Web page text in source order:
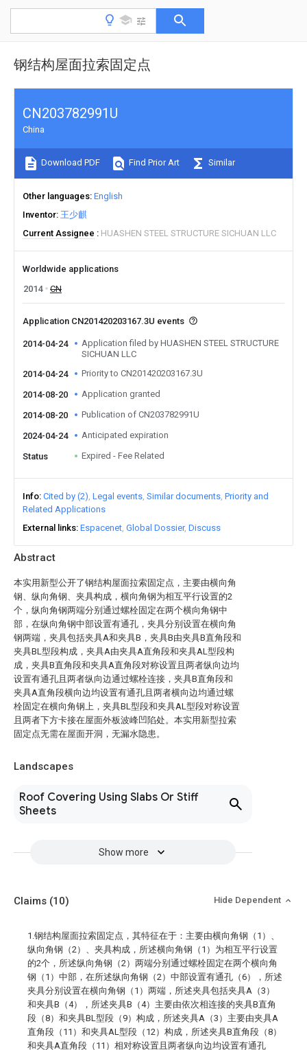
钢结构屋面拉索固定点
Abstract
本实用新型公开了钢结构屋面拉索固定点，主要由横向角
钢、纵向角钢、夹具构成，横向角钢为相互平行设置的2
个，纵向角钢两端分别通过螺栓固定在两个横向角钢中
部，在纵向角钢中部设置有通孔，夹具分别设置在横向角
钢两端，夹具包括夹具A和夹具B，夹具B由夹具B直角段和
夹具BL型段构成，夹具A由夹具A直角段和夹具AL型段构
成，夹具B直角段和夹具A直角段对称设置且两者纵向边均
设置有通孔且两者纵向边通过螺栓连接，夹具B直角段和
夹具A直角段横向边均设置有通孔且两者横向边均通过螺
栓固定在横向角钢上，夹具BL型段和夹具AL型段对称设置
且两者下方卡接在屋面外板波峰凹陷处。本实用新型拉索
固定点无需在屋面开洞，无漏水隐患。
Landscapes
Roof Covering Using Slabs Or Stiff
Sheets
Show more
CN203782991U
China
Download PDF Find Prior Art Similar
Other languages English
Inventor 王少麒
Current Assignee
HUASHEN STEEL STRUCTURE SICHUAN LLC
Worldwide applications
2014
CN
Application CN201420203167.3U events
2014-04-24
Application filed by HUASHEN STEEL STRUCTURE
SICHUAN LLC
2014-04-24
Priority to CN201420203167.3U
2014-08-20 Application granted
2014-08-20 Publication of CN203782991U
2024-04-24 Anticipated expiration
Status Expired - Fee Related
Info Cited by (2) Legal events Similar documents Priority and
Related Applications
External links Espacenet Global Dossier Discuss
Claims (10) Hide Dependent
1.钢结构屋面拉索固定点，其特征在于：主要由横向角钢（1）、
纵向角钢（2）、夹具构成，所述横向角钢（1）为相互平行设置
的2个，所述纵向角钢（2）两端分别通过螺栓固定在两个横向角
钢（1）中部，在所述纵向角钢（2）中部设置有通孔（6），所述
夹具分别设置在横向角钢（1）两端，所述夹具包括夹具A（3）
和夹具B（4），所述夹具B（4）主要由依次相连接的夹具B直角
段（8）和夹具BL型段（9）构成，所述夹具A（3）主要由夹具A
直角段（11）和夹具AL型段（12）构成，所述夹具B直角段（8）
和夹具A直角段（11）相对称设置且两者纵向边均设置有通孔